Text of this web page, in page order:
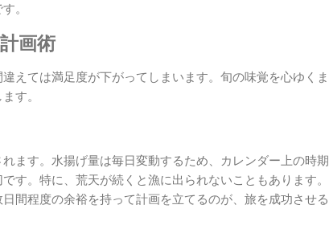
。
画術
えては満足度が下がってしまいます。旬の味覚を心ゆくま
す。
ます。水揚げ量は毎日変動するため、カレンダー上の時期
す。特に、荒天が続くと漁に出られないこともあります。
間程度の余裕を持って計画を立てるのが、旅を成功させる